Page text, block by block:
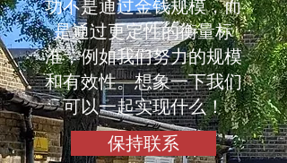
功不是通过金钱规模，而
是通过更定性的衡量标
准，例如我们努力的规模
和有效性。想象一下我们
可以一起实现什么！
保持联系